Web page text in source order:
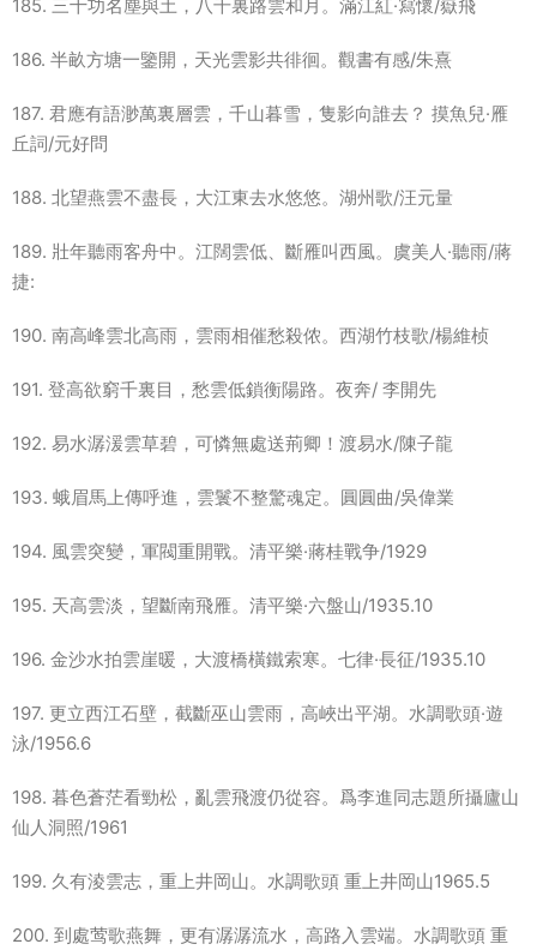
185. 三十功名塵與土，八千裏路雲和月。滿江紅·寫懷/嶽飛
186. 半畝方塘一鑒開，天光雲影共徘徊。觀書有感/朱熹
187. 君應有語渺萬裏層雲，千山暮雪，隻影向誰去？ 摸魚兒·雁
丘詞/元好問
188. 北望燕雲不盡長，大江東去水悠悠。湖州歌/汪元量
189. 壯年聽雨客舟中。江闊雲低、斷雁叫西風。虞美人·聽雨/蔣
捷:
190. 南高峰雲北高雨，雲雨相催愁殺侬。西湖竹枝歌/楊維桢
191. 登高欲窮千裏目，愁雲低鎖衡陽路。夜奔/ 李開先
192. 易水潺湲雲草碧，可憐無處送荊卿！渡易水/陳子龍
193. 蛾眉馬上傳呼進，雲鬟不整驚魂定。圓圓曲/吳偉業
194. 風雲突變，軍閥重開戰。清平樂·蔣桂戰争/1929
195. 天高雲淡，望斷南飛雁。清平樂·六盤山/1935.10
196. 金沙水拍雲崖暖，大渡橋橫鐵索寒。七律·長征/1935.10
197. 更立西江石壁，截斷巫山雲雨，高峽出平湖。水調歌頭·遊
泳/1956.6
198. 暮色蒼茫看勁松，亂雲飛渡仍從容。爲李進同志題所攝廬山
仙人洞照/1961
199. 久有淩雲志，重上井岡山。水調歌頭 重上井岡山1965.5
200. 到處莺歌燕舞，更有潺潺流水，高路入雲端。水調歌頭 重